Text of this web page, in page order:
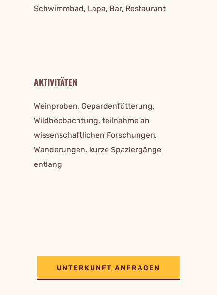
Schwimmbad, Lapa, Bar, Restaurant
AKTIVITÄTEN
Weinproben, Gepardenfütterung,
Wildbeobachtung, teilnahme an
wissenschaftlichen Forschungen,
Wanderungen, kurze Spaziergänge
entlang
UNTERKUNFT ANFRAGEN